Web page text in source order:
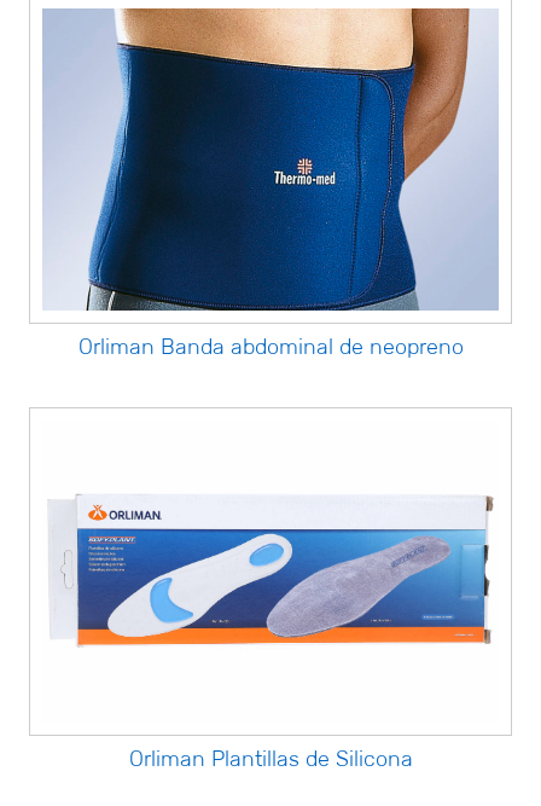
Orliman Banda abdominal de neopreno
Orliman Plantillas de Silicona